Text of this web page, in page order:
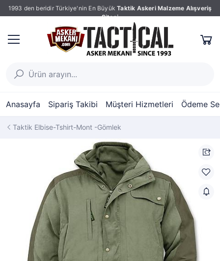
1993 den beridir Türkiye'nin En Büyük Taktik Askeri Malzeme Alışveriş
Sitesi
Anasayfa Sipariş Takibi Müşteri Hizmetleri Ödeme
Taktik Elbise-Tshirt-Mont -Gömlek